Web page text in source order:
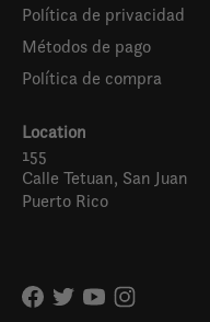
Política de privacidad
Métodos de pago
Política de compra
Location
155
Calle Tetuan, San Juan
Puerto Rico